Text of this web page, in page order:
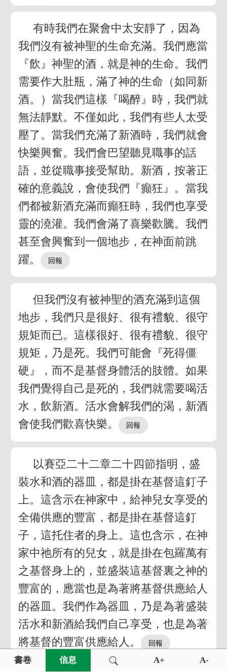
有時我們在聚會中太安靜了，因為
我們沒有被神聖的生命充滿。我們應當
『飲』神聖的酒，就是神的生命。我們
需要作大肚瓶，滿了神的生命（如同新
酒。）當我們這樣『喝醉』時，我們就
無法靜默。不僅如此，我們有些人太受
壓了。當我們充滿了新酒時，我們就會
快樂興奮。我們會巴望聽見職事的話
語，並從職事接受幫助。新酒，按著正
確的意義說，會使我們『癲狂』。當我
們都被新酒充滿而癲狂時，我們也享受
靈的澆灌。我們會滿了喜樂歡騰。我們
甚至會興奮到一個地步，在神面前跳
躍。
但我們沒有被神聖的酒充滿到這個
地步，我們只是很好、很有禮貌、很守
規矩而已。這樣很好、很有禮貌、很守
規矩，乃是死。我們可能會『死得僵
硬』，而不是基督身體活的肢體。如果
我們覺得自己是死的，我們就需要喝活
水，飲新酒。活水會解我們的渴，新酒
會使我們歡喜快樂。
以賽亞二十二章二十四節指明，盛
裝水和酒的器皿，都是掛在基督這釘子
上。這含示在神家中，給神兒女享受的
全備供應的豐富，都是掛在基督這釘
子，這托住者的身上。這也含示，在神
家中祂所有的兒女，就是掛在包羅萬有
之基督身上的，並盛裝這基督裏之神的
豐富的，應當也是為著將基督供應給人
的器皿。我們作為器皿，乃是為著盛裝
活水和新酒給我們自己享受，也是為著
將基督的豐富供應給人。
書卷 信息 A+ A-